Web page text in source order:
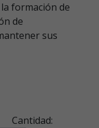
formación de
de
sus
Cantidad: